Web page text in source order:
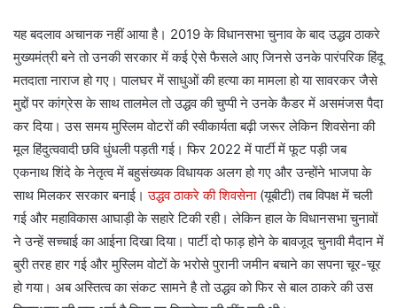
यह बदलाव अचानक नहीं आया है। 2019 के विधानसभा चुनाव के बाद उद्धव ठाकरे
मुख्यमंत्री बने तो उनकी सरकार में कई ऐसे फैसले आए जिनसे उनके पारंपरिक हिंदू
मतदाता नाराज हो गए। पालघर में साधुओं की हत्या का मामला हो या सावरकर जैसे
मुद्दों पर कांग्रेस के साथ तालमेल तो उद्धव की चुप्पी ने उनके कैडर में असमंजस पैदा
कर दिया। उस समय मुस्लिम वोटरों की स्वीकार्यता बढ़ी जरूर लेकिन शिवसेना की
मूल हिंदुत्ववादी छवि धुंधली पड़ती गई। फिर 2022 में पार्टी में फूट पड़ी जब
एकनाथ शिंदे के नेतृत्व में बहुसंख्यक विधायक अलग हो गए और उन्होंने भाजपा के
साथ मिलकर सरकार बनाई।उद्धव ठाकरे की शिवसेना (यूबीटी) तब विपक्ष में चली
गई और महाविकास आघाड़ी के सहारे टिकी रही। लेकिन हाल के विधानसभा चुनावों
ने उन्हें सच्चाई का आईना दिखा दिया। पार्टी दो फाड़ होने के बावजूद चुनावी मैदान में
बुरी तरह हार गई और मुस्लिम वोटों के भरोसे पुरानी जमीन बचाने का सपना चूर-चूर
हो गया। अब अस्तित्व का संकट सामने है तो उद्धव को फिर से बाल ठाकरे की उस